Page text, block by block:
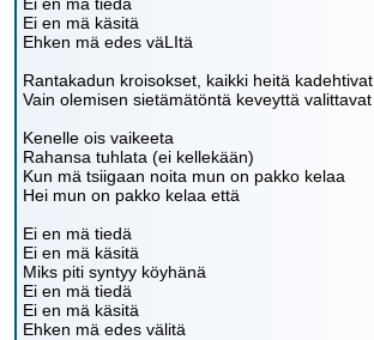
Ei en mä käsitä
Ehken mä edes väLItä
Rantakadun kroisokset, kaikki heitä kadehtivat
Vain olemisen sietämätöntä keveyttä valittavat
Kenelle ois vaikeeta
Rahansa tuhlata (ei kellekään)
Kun mä tsiigaan noita mun on pakko kelaa
Hei mun on pakko kelaa että
Ei en mä tiedä
Ei en mä käsitä
Miks piti syntyy köyhänä
Ei en mä tiedä
Ei en mä käsitä
Ehken mä edes välitä